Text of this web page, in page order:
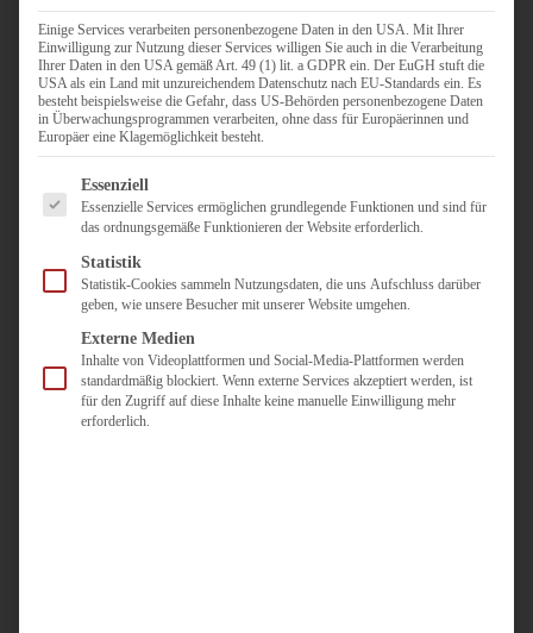
Pflegepersonal
Bonn
Pflegepersonal
Duisburg
Pflegepersonal
Pflegepersonal
Personaldienstleister
Pädagogik
Über uns
Kontakt
Einige Services verarbeiten personenbezogene Daten in den USA. Mit Ihrer
Einwilligung zur Nutzung dieser Services willigen Sie auch in die Verarbeitung
Ihrer Daten in den USA gemäß Art. 49 (1) lit. a GDPR ein. Der EuGH stuft die
USA als ein Land mit unzureichendem Datenschutz nach EU-Standards ein. Es
besteht beispielsweise die Gefahr, dass US-Behörden personenbezogene Daten
in Überwachungsprogrammen verarbeiten, ohne dass für Europäerinnen und
Europäer eine Klagemöglichkeit besteht.
Es folgt eine Liste der Service-Gruppen, für die eine
Essenziell
Essenzielle Services ermöglichen grundlegende Funktionen und sind für
das ordnungsgemäße Funktionieren der Website erforderlich.
Statistik
Statistik-Cookies sammeln Nutzungsdaten, die uns Aufschluss darüber
geben, wie unsere Besucher mit unserer Website umgehen.
Externe Medien
Inhalte von Videoplattformen und Social-Media-Plattformen werden
standardmäßig blockiert. Wenn externe Services akzeptiert werden, ist
für den Zugriff auf diese Inhalte keine manuelle Einwilligung mehr
erforderlich.